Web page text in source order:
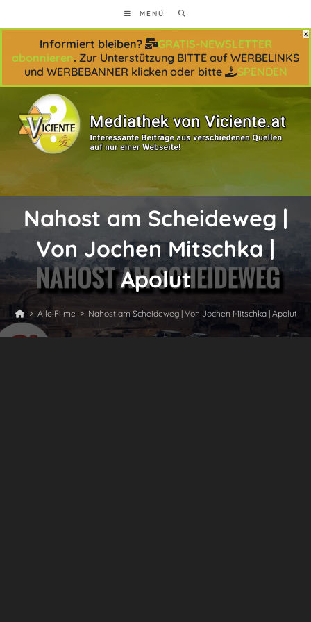
Inhalt
MENÜ
Nahost am Scheideweg |
Von Jochen Mitschka |
Apolut
> Alle Filme > Nahost am Scheideweg | Von Jochen Mitschka | Apolut
Informiert bleiben?
GRATIS-NEWSLETTER
abonnieren. Zur Unterstützung BITTE auf WERBELINKS
und WERBEBANNER klicken oder bitte
SPENDEN